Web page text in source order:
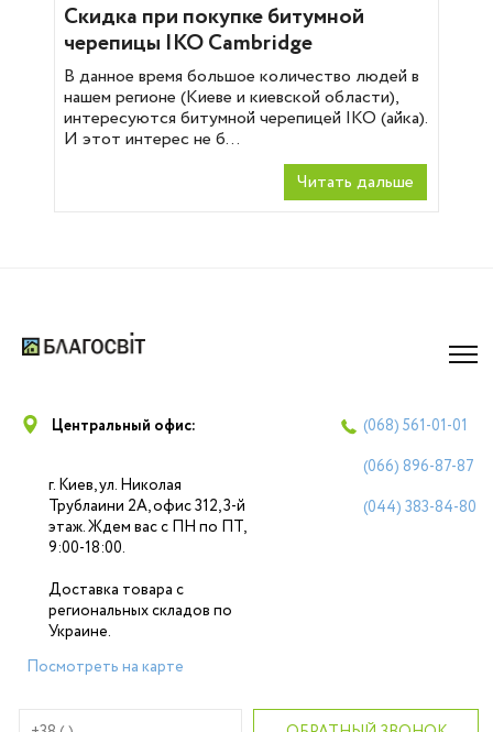
Скидка при покупке битумной
черепицы IKO Cambridge
В данное время большое количество людей в
нашем регионе (Киеве и киевской области),
интересуются битумной черепицей IKO (айка).
И этот интерес не б...
Читать дальше
Центральный офис:
г. Киев, ул. Николая
Трублаини 2А, офис 312, 3-й
этаж. Ждем вас с ПН по ПТ,
9:00-18:00.
Доставка товара с
региональных складов по
Украине.
Посмотреть на карте
(068) 561-01-01
(066) 896-87-87
(044) 383-84-80